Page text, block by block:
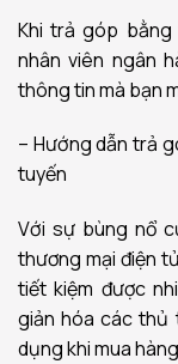
Khi trả góp
nhân viên ngân
thông tin mà bạn
– Hướng dẫn trả
tuyến
Với sự bùng nổ
thương mại điện
tiết kiệm được
giản hóa các
dụng khi mua